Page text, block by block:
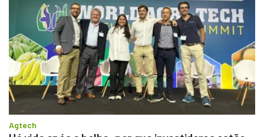
Agtech